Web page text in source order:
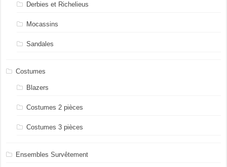
Derbies et Richelieus
Mocassins
Sandales
Costumes
Blazers
Costumes 2 pièces
Costumes 3 pièces
Ensembles Survêtement